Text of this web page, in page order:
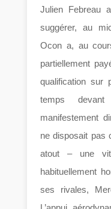
Julien Febreau
suggérer, au
Ocon a, au
partiellement
qualification sur
temps
manifestement
ne disposait pas
atout – une
habituellement
ses rivales,